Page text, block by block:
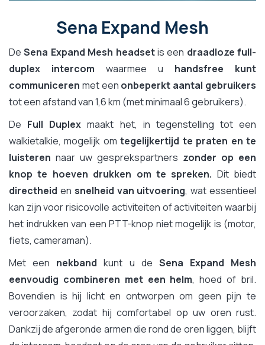
Sena Expand Mesh
DeSena Expand Mesh headsetis een draadloze full-
duplex intercom waarmee u handsfree kunt
communiceren met een onbeperkt aantal gebruikers
tot een afstand van 1,6 km (met minimaal 6 gebruikers).
De Full Duplex maakt het, in tegenstelling tot een
walkietalkie, mogelijk omtegelijkertijd te praten en te
luisteren naar uw gesprekspartners zonder op een
knop te hoeven drukken om te spreken. Dit biedt
directheid en snelheid van uitvoering, wat essentieel
kan zijn voor risicovolle activiteiten of activiteiten waarbij
het indrukken van een PTT-knop niet mogelijk is (motor,
fiets, cameraman).
Met een nekband kunt u de Sena Expand Mesh
eenvoudig combineren met een helm, hoed of bril.
Bovendien is hij licht en ontworpen om geen pijn te
veroorzaken, zodat hij comfortabel op uw oren rust.
Dankzij de afgeronde armen die rond de oren liggen, blijft